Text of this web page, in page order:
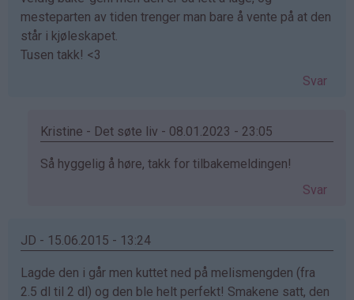
mesteparten av tiden trenger man bare å vente på at den
står i kjøleskapet.
Tusen takk! <3
Svar
Kristine - Det søte liv - 08.01.2023 - 23:05
Som
Val
bekreftet)
Så hyggelig å høre, takk for tilbakemeldingen!
Svar
JD - 15.06.2015 - 13:24
Lagde den i går men kuttet ned på melismengden (fra
2.5 dl til 2 dl) og den ble helt perfekt! Smakene satt, den